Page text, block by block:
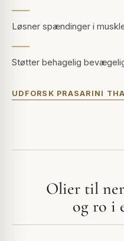
Løsner spændinger i
Støtter behagelig
UDFORSK PRASARINI
Olier til
og ro i